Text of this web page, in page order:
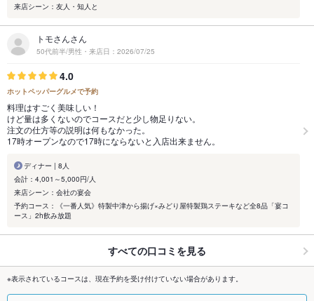
来店シーン：友人・知人と
トモさんさん
50代前半/男性・来店日：2026/07/25
4.0
ホットペッパーグルメで予約
料理はすごく美味しい！
けど量は多くないのでコースだと少し物足りない。
注文の仕方等の説明は何もなかった。
17時オープンなので17時にならないと入店出来ません。
ディナー | 8人
会計：4,001～5,000円/人
来店シーン：会社の宴会
予約コース：《一番人気》特製中津から揚げ×みどり屋特製鶏ステーキなど全8品「宴コ
ース」2h飲み放題
すべての口コミを見る
※表示されているコースは、現在予約を受け付けていない場合があります。